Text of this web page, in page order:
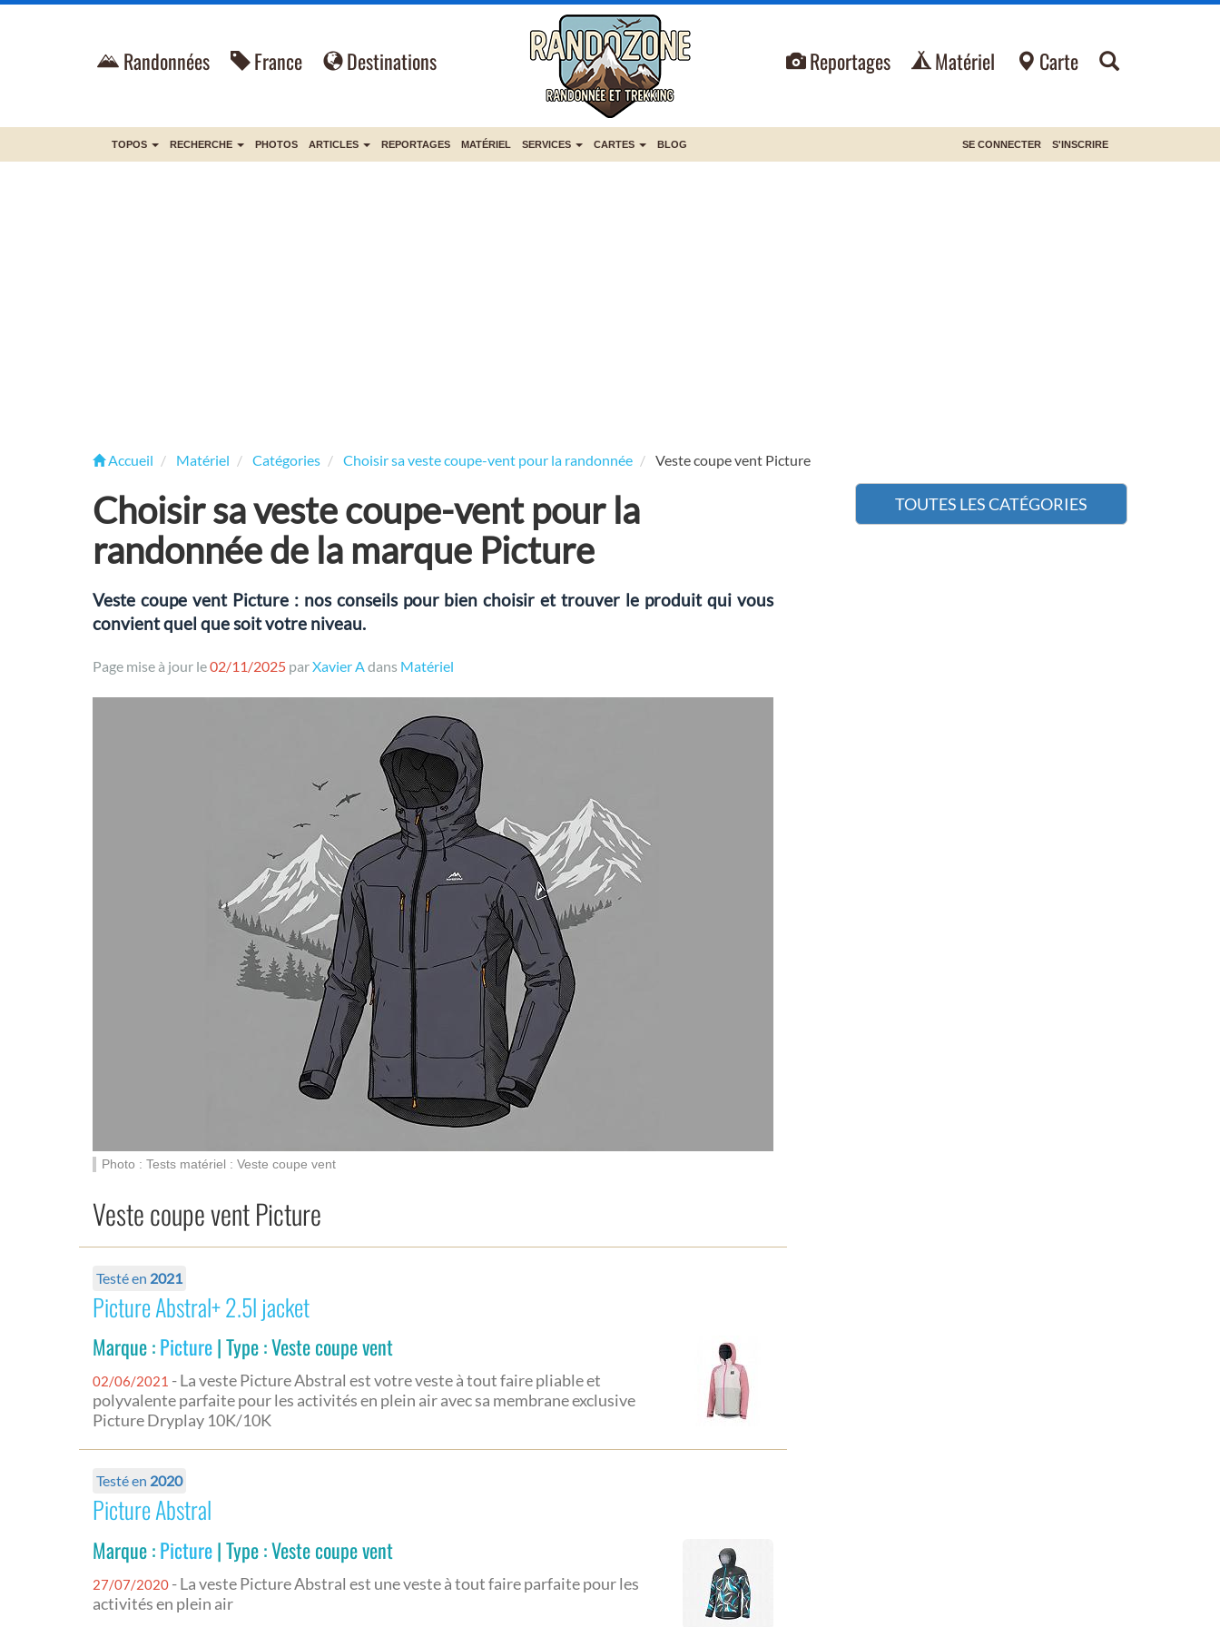
Randonnées France Destinations Reportages Matériel Carte
TOPOS RECHERCHE PHOTOS ARTICLES REPORTAGES MATÉRIEL SERVICES CARTES BLOG SE CONNECTER S'INSCRIRE
Accueil Matériel Catégories Choisir sa veste coupe-vent pour la randonnée Veste coupe vent Picture
Choisir sa veste coupe-vent pour la
randonnée de la marque Picture
Veste coupe vent Picture : nos conseils pour bien choisir et trouver le produit qui vous
convient quel que soit votre niveau.
Page mise à jour le02/11/2025 parXavier Adans Matériel
Photo : Tests matériel : Veste coupe vent
Veste coupe vent Picture
Testé en 2021
Picture Abstral+ 2.5l jacket
Marque :Picture| Type : Veste coupe vent
02/06/2021 - La veste Picture Abstral est votre veste à tout faire pliable et
polyvalente parfaite pour les activités en plein air avec sa membrane exclusive
Picture Dryplay 10K/10K
Testé en 2020
Picture Abstral
Marque :Picture| Type : Veste coupe vent
27/07/2020 - La veste Picture Abstral est une veste à tout faire parfaite pour les
activités en plein air
TOUTES LES CATÉGORIES